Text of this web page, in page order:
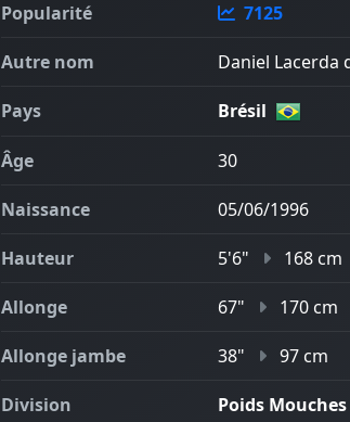
Popularité 7125
Autre nom Daniel Lacerda
Pays Brésil
Âge 30
Naissance 05/06/1996
Hauteur 5'6" 168 cm
Allonge 67" 170 cm
Allonge jambe 38" 97 cm
Division Poids Mouches